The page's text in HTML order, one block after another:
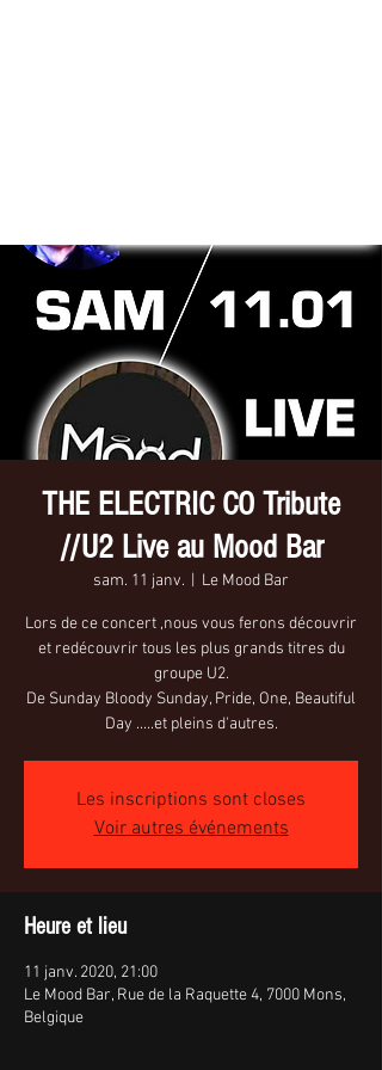
THE ELECTRIC CO Tribute
//U2 Live au Mood Bar
sam. 11 janv. Le Mood Bar
Lors de ce concert ,nous vous ferons découvrir
et redécouvrir tous les plus grands titres du
groupe U2.
De Sunday Bloody Sunday, Pride, One, Beautiful
Day .....et pleins d'autres.
Les inscriptions sont closes
Voir autres événements
Heure et lieu
11 janv. 2020, 21:00
Le Mood Bar, Rue de la Raquette 4, 7000 Mons,
Belgique